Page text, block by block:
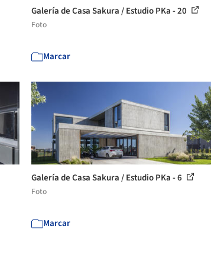
Galería de Casa Sakura / Estudio PKa - 20
Foto
Marcar
Galería de Casa Sakura / Estudio PKa - 6
Foto
Marcar